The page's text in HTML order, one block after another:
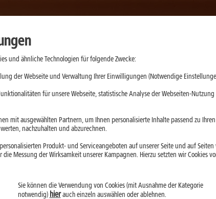
ausgestattetes iPhone der 17er-Reihe. Es richtet sich an
die sinnvollste Wahl.
erfährst:
intensive Nutzung
Gaming, aber weniger handlich.
Modell.
und ähnliche Technologien für folgende Zwecke:
der Webseite und Verwaltung Ihrer Einwilligungen (Notwendige
für unsere Webseite, statistische Analyse der Webseiten-
mit ausgewählten Partnern, um Ihnen personalisierte Inhalte passend zu
nachzuhalten und abzurechnen.
Produkt- und Serviceangeboten auf unserer Seite und auf
Messung der Wirksamkeit unserer Kampagnen. Hierzu setzten wir Cookies
Sie können die Verwendung von Cookies (mit Ausnahme der Kategorie
notwendig) hierauch einzeln auswählen oder ablehnen.